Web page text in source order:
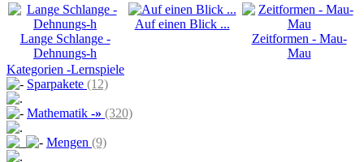
Lange Schlange -
Dehnungs-h
Auf einen Blick ...
Zeitformen - Mau-
Mau
Kategorien -Lernspiele
Sparpakete (12)
Mathematik -» (320)
Mengen (9)